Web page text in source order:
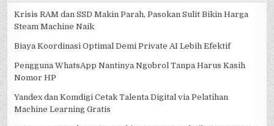
Krisis RAM dan SSD Makin Parah, Pasokan Sulit Bikin Harga
Steam Machine Naik
Biaya Koordinasi Optimal Demi Private AI Lebih Efektif
Pengguna WhatsApp Nantinya Ngobrol Tanpa Harus Kasih
Nomor HP
Yandex dan Komdigi Cetak Talenta Digital via Pelatihan
Machine Learning Gratis